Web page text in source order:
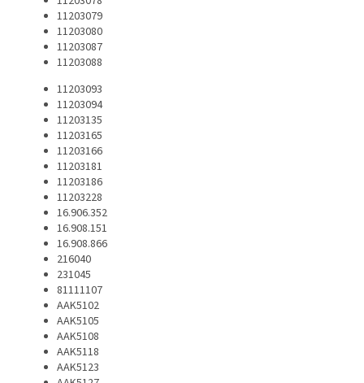
11203079
11203080
11203087
11203088
11203093
11203094
11203135
11203165
11203166
11203181
11203186
11203228
16.906.352
16.908.151
16.908.866
216040
231045
81111107
AAK5102
AAK5105
AAK5108
AAK5118
AAK5123